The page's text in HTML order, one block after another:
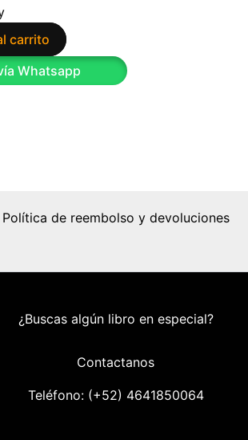
carrito
Whatsapp
Política de reembolso y devoluciones
¿Buscas algún libro en especial?
Contactanos
Teléfono: (+52) 4641850064